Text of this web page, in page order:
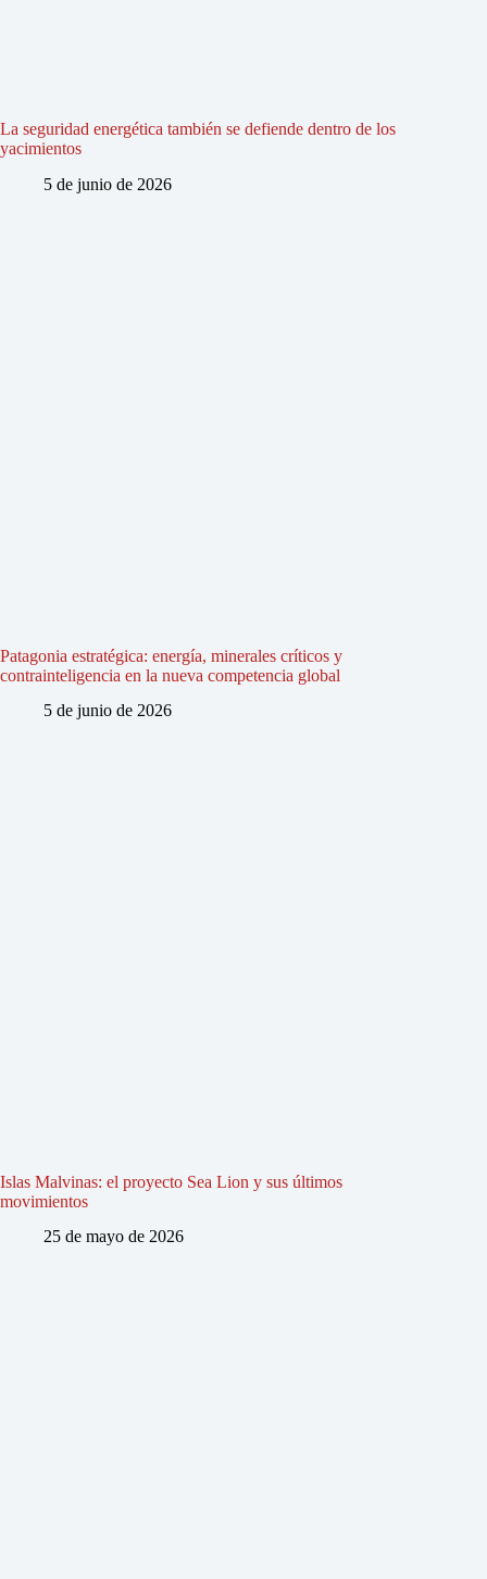
La seguridad energética también se defiende dentro de los
yacimientos
5 de junio de 2026
Patagonia estratégica: energía, minerales críticos y
contrainteligencia en la nueva competencia global
5 de junio de 2026
Islas Malvinas: el proyecto Sea Lion y sus últimos
movimientos
25 de mayo de 2026